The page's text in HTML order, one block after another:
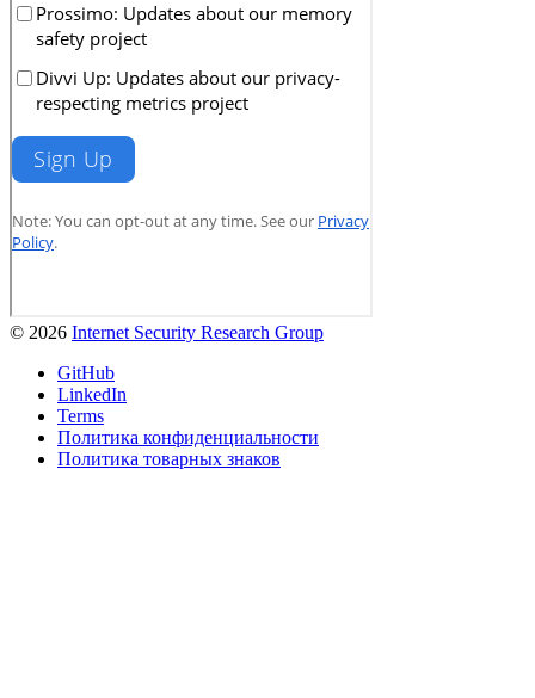
© 2026 Internet Security Research Group
GitHub
LinkedIn
Terms
Политика конфиденциальности
Политика товарных знаков